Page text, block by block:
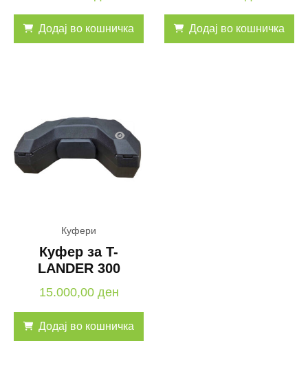
Додај во кошничка Додај во кошничка
Куфери
Куфер за T-
LANDER 300
15.000,00 ден
Додај во кошничка